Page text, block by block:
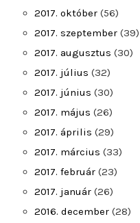
2017. október (56)
2017. szeptember (39)
2017. augusztus (30)
2017. július (32)
2017. június (30)
2017. május (26)
2017. április (29)
2017. március (33)
2017. február (23)
2017. január (26)
2016. december (28)